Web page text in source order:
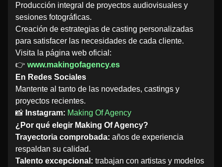
Producción integral de proyectos audiovisuales y
sesiones fotográficas.
Creación de estrategias de casting personalizadas
para satisfacer las necesidades de cada cliente.
Visita la página web oficial:
👉 www.makingofagency.es
En Redes Sociales
Mantente al tanto de las novedades, castings y
proyectos recientes.
📸 Instagram: Making Of Agency
¿Por qué elegir Making Of Agency?
Trayectoria comprobada: años de experiencia
respaldan su calidad.
Talento excepcional: trabajan con artistas y modelos